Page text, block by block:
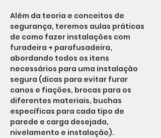
Além da teoria e conceitos de
segurança, teremos aulas práticas
de como fazer instalações com
furadeira + parafusadeira,
abordando todos os itens
necessários para uma instalação
segura (dicas para evitar furar
canos e fiações, brocas para os
diferentes materiais, buchas
específicas para cada tipo de
parede e carga desejada,
nivelamento e instalação).